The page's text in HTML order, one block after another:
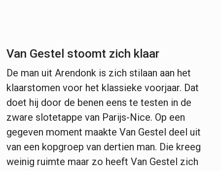
Van Gestel stoomt zich klaar
De man uit Arendonk is zich stilaan aan het
klaarstomen voor het klassieke voorjaar. Dat
doet hij door de benen eens te testen in de
zware slotetappe van Parijs-Nice. Op een
gegeven moment maakte Van Gestel deel uit
van een kopgroep van dertien man. Die kreeg
weinig ruimte maar zo heeft Van Gestel zich